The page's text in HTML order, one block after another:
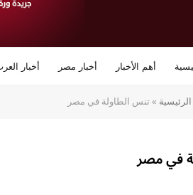
أهم الأخبار أخبار مصر أخبار
الرئيسية»تنس الطاولة في مصر
في مصر